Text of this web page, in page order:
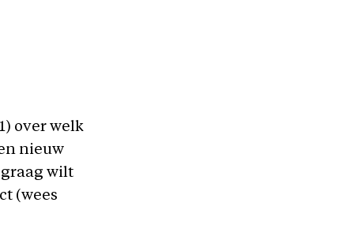
over welk
nieuw
graag wilt
(wees